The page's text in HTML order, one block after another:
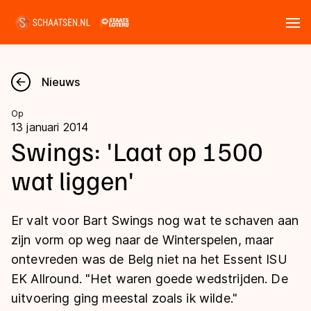
Nieuws
Kalender
Disciplines
Langebaan
Shorttrack
Inlineskaten
Uitslagen
Langebaan
Shorttrack
Marathon
Tijden & historie
Ranglijsten Langebaan
Nieuws
Op
13 januari 2014
Swings: 'Laat op 1500
wat liggen'
Er valt voor Bart Swings nog wat te schaven aan
zijn vorm op weg naar de Winterspelen, maar
ontevreden was de Belg niet na het Essent ISU
EK Allround. "Het waren goede wedstrijden. De
uitvoering ging meestal zoals ik wilde."